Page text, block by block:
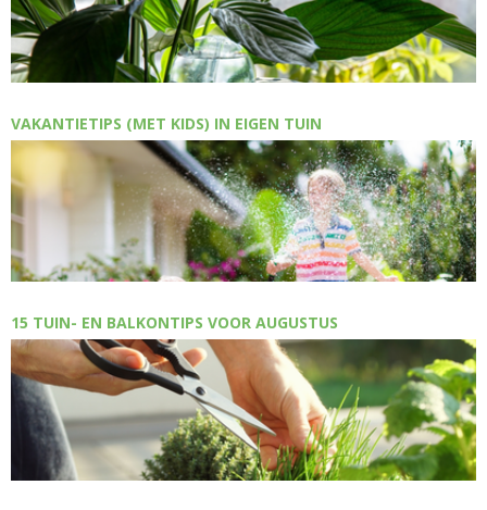
VAKANTIETIPS (MET KIDS) IN EIGEN TUIN
15 TUIN- EN BALKONTIPS VOOR AUGUSTUS